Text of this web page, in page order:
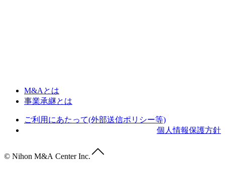
M&Aとは
事業承継とは
ご利用にあたって(外部送信ポリシー等)
個人情報保護方針
© Nihon M&A Center Inc.